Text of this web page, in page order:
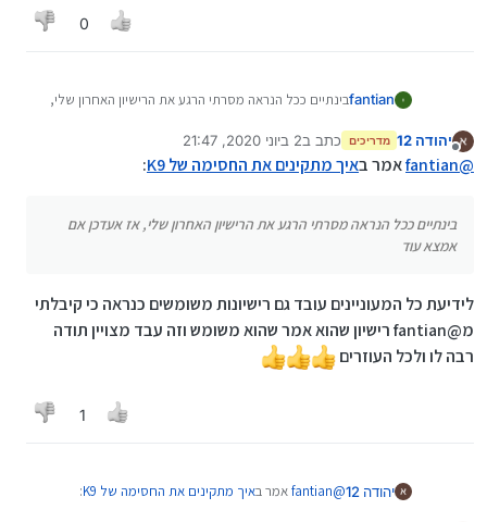
0
fantianבינתיים ככל הנראה מסרתי הרגע את הרישיון האחרון שלי,
מנותק
יהודה 12 מדריכים כתב ב2 ביוני 2020, 21:47
נערך לאחרונה על ידי
@
fantianאמר באיך מתקינים את החסימה של K9 :
בינתיים ככל הנראה מסרתי הרגע את הרישיון האחרון שלי, אז אעדכן אם
אמצא עוד
לידיעת כל המעוניינים עובד גם רישיונות משומשים כנראה כי קיבלתי
מ@fantian רישיון שהוא אמר שהוא משומש וזה עבד מצויין תודה
רבה לו ולכל העוזרים
1
יהודה 12 @
fantianאמר באיך מתקינים את החסימה של K9 :